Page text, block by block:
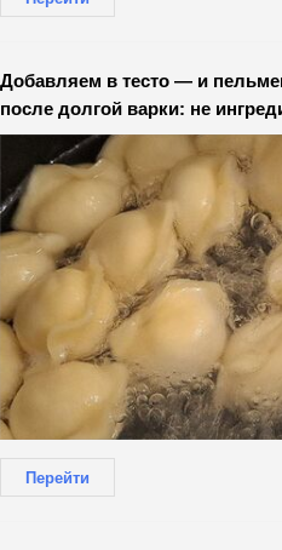
Добавляем в тесто — и
после долгой варки: не
Перейти